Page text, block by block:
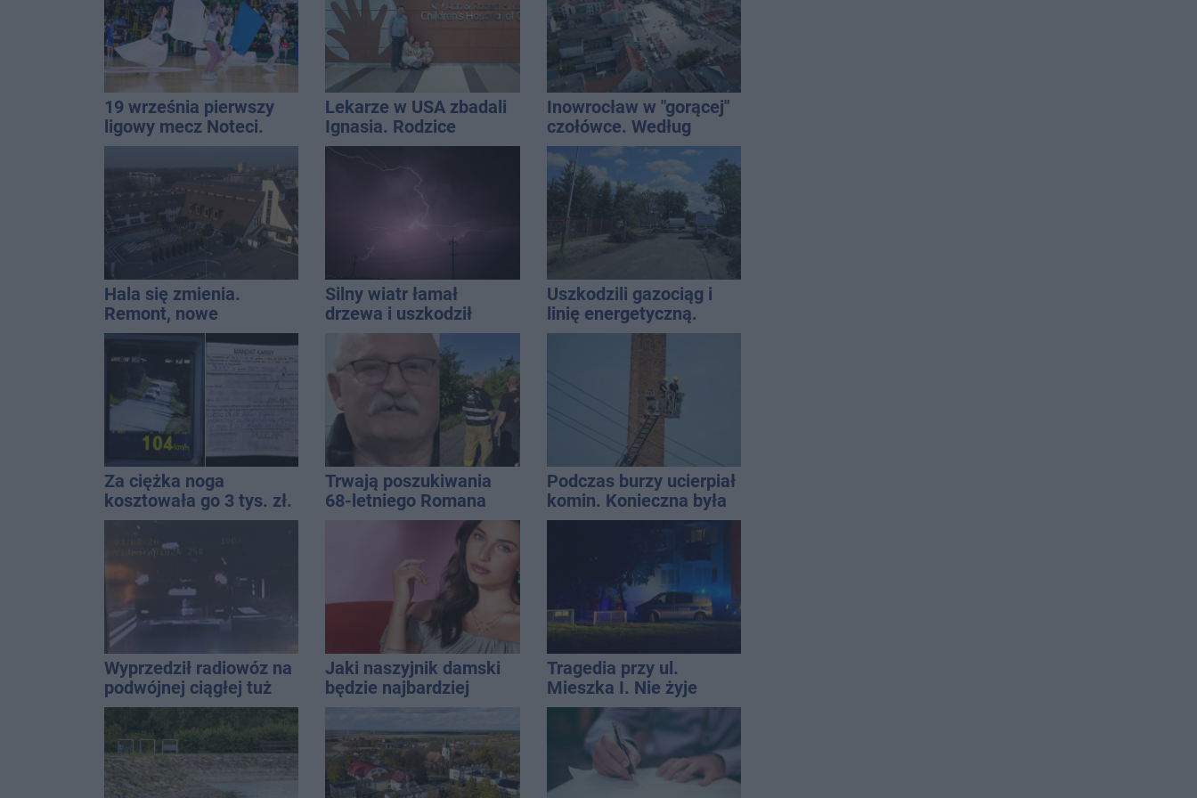
19 września pierwszy
ligowy mecz Noteci.
Znamy cały terminarz
Lekarze w USA zbadali
Ignasia. Rodzice
przekazali wieści
Inowrocław w "gorącej"
czołówce. Według
analizy Onetu nasze
miasto jest jednym z
najbardziej narażonych
na upały
Hala się zmienia.
Remont, nowe
nagłośnienie, a przed
wejściem stanie
QEMETICA ARENA
Silny wiatr łamał
drzewa i uszkodził
dach. To nie koniec
Uszkodzili gazociąg i
linię energetyczną.
Interweniowały służby
Za ciężka noga
kosztowała go 3 tys. zł.
Do tego 13 punktów
Trwają poszukiwania
68-letniego Romana
Podczas burzy ucierpiał
komin. Konieczna była
interwencja strażaków
Wyprzedził radiowóz na
podwójnej ciągłej tuż
przed pasami
Jaki naszyjnik damski
będzie najbardziej
uniwersalny? Modele,
które pasują do wielu
stylizacji
Tragedia przy ul.
Mieszka I. Nie żyje
osoba, która wypadła z
czwartego piętra